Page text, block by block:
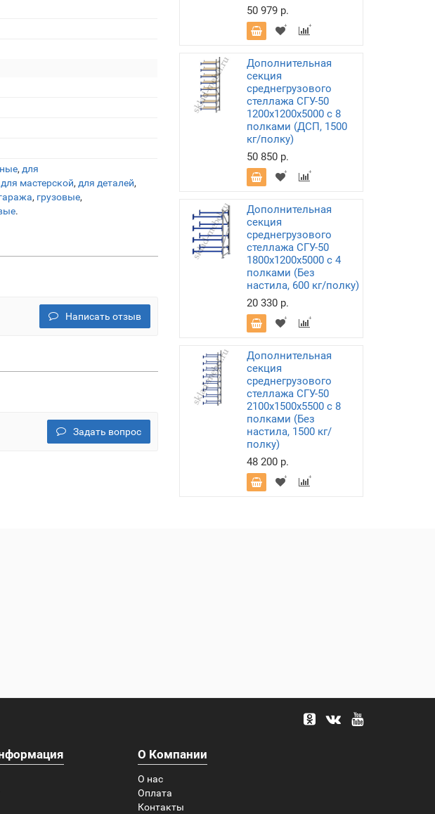
, для
для мастерской, для деталей,
, грузовые,
.
Написать отзыв
Задать вопрос
50 979 р.
Дополнительная
секция
среднегрузового
стеллажа СГУ-50
1200х1200х5000 с 8
полками (ДСП, 1500
кг/полку)
50 850 р.
Дополнительная
секция
среднегрузового
стеллажа СГУ-50
1800х1200х5000 с 4
полками (Без
настила, 600 кг/полку)
20 330 р.
Дополнительная
секция
среднегрузового
стеллажа СГУ-50
2100х1500х5500 с 8
полками (Без
настила, 1500 кг/
полку)
48 200 р.
О Компании
О нас
Оплата
Контакты